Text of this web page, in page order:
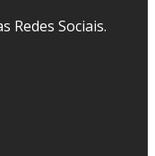
Redes Sociais.